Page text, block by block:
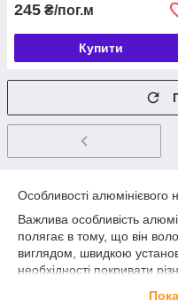
245 ₴/пог.м
Купити
Особливості алюмінієвого
Важлива особливість
полягає в тому, що він
виглядом, швидкою
необхідності покривати